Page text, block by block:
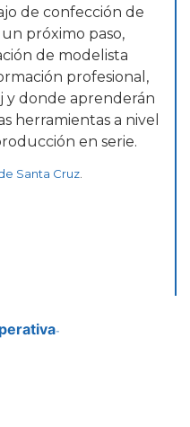
de confección de
próximo paso,
de modelista
profesional,
y donde aprenderán
herramientas a nivel
en serie.
Santa Cruz
-